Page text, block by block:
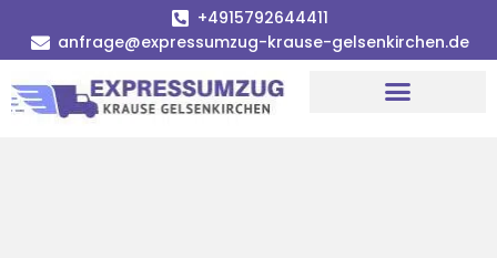
+4915792644411
anfrage@expressumzug-krause-gelsenkirchen.de